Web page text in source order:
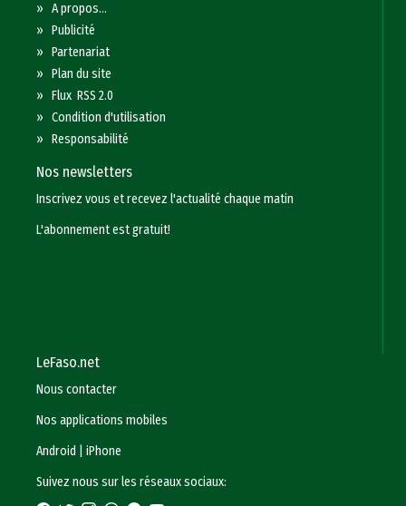
»A propos...
»Publicité
»Partenariat
»Plan du site
»Flux RSS 2.0
»Condition d'utilisation
»Responsabilité
Nos newsletters
Inscrivez vous et recevez l'actualité chaque matin
L'abonnement est gratuit!
LeFaso.net
Nous contacter
Nos applications mobiles
Android |iPhone
Suivez nous sur les réseaux sociaux: